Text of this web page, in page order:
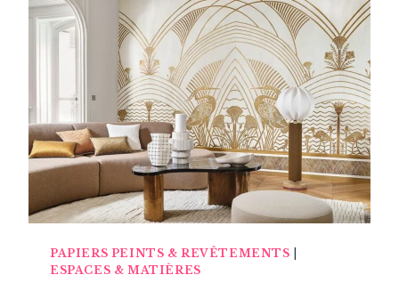
GRANIT,
BOIS
PRÉCIEUX
&
CÉRAMIQUES
TECHNIQUES
PAPIERS PEINTS & REVÊTEMENTS
ESPACES & MATIÈRES